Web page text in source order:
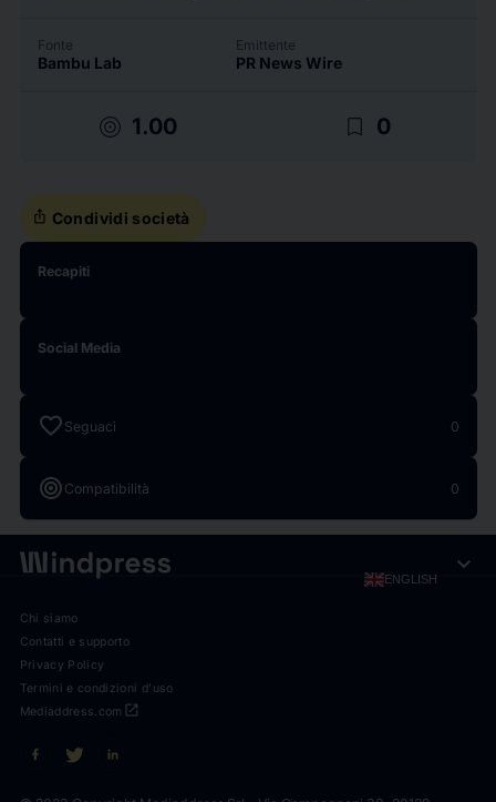
Fonte
Bambu Lab
Emittente
PR News Wire
target 1.00 bookmark_border 0
ios_share Condividi società
Recapiti
Social Media
favorite Seguaci 0
target Compatibilità 0
ENGLISH expand_more
Chi siamo
Contatti e supporto
Privacy Policy
Termini e condizioni d'uso
open_in_new
Mediaddress.com